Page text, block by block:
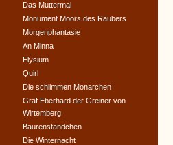
Das Muttermal
Monument Moors des Räubers
Morgenphantasie
An Minna
Elysium
Quirl
Die schlimmen Monarchen
Graf Eberhard der Greiner von
Wirtemberg
Baurenständchen
Die Winternacht